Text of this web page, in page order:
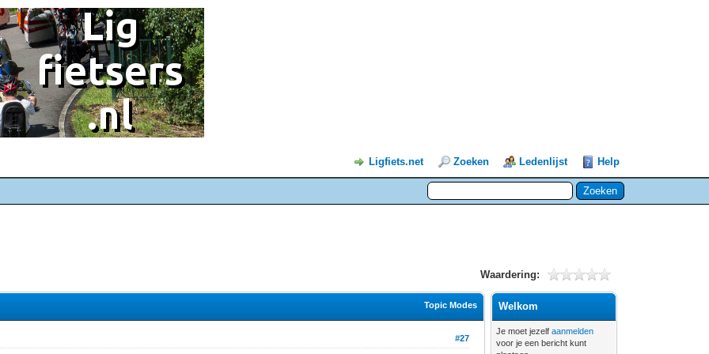
Ligfiets.net Zoeken Ledenlijst Help
Waardering:
Topic Modes
#27
Welkom
Je moet jezelfaanmelden
voor je een bericht kunt